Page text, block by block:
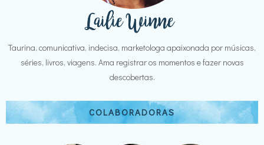
Taurina, comunicativa, indecisa, marketologa apaixonada por músicas,
séries, livros, viagens. Ama registrar os momentos e fazer novas
descobertas.
COLABORADORAS